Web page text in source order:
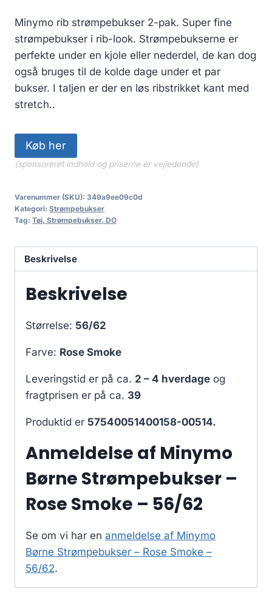
Minymo rib strømpebukser 2-pak. Super fine
strømpebukser i rib-look. Strømpebukserne er
perfekte under en kjole eller nederdel, de kan dog
også bruges til de kolde dage under et par
bukser. I taljen er der en løs ribstrikket kant med
stretch..
Køb her
(sponsoreret indhold og priserne er vejledende)
Varenummer (SKU): 349a9ee09c0d
Kategori: Strømpebukser
Tag: Tøj, Strømpebukser, DO
Beskrivelse
Beskrivelse
Størrelse: 56/62
Farve: Rose Smoke
Leveringstid er på ca. 2 – 4 hverdage og
fragtprisen er på ca. 39
Produktid er 57540051400158-00514.
Anmeldelse af Minymo
Børne Strømpebukser –
Rose Smoke – 56/62
Se om vi har en anmeldelse af Minymo
Børne Strømpebukser – Rose Smoke –
56/62.